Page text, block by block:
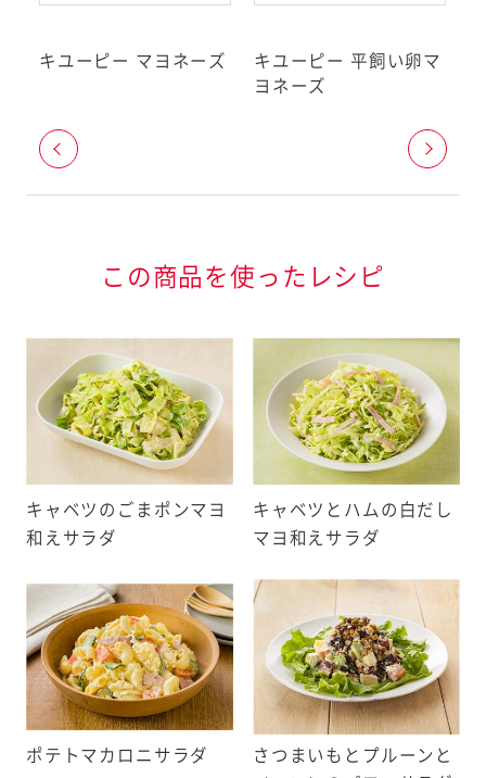
一部、検索できない商品がございます。
事前にご了承いただいた店舗のみ掲載
しております。また、閉店や移転など、
店舗の情報が最新ではないことがあり
ます。
をお持ちのお客様へ
庁が定める
花生・えび・かに
もの21品目
いか・いくら・オレンジ・
イフルーツ・牛肉・くる
やまいも・りんご・ゼラチ
料として使用している表示義務
を記載しています。
キユーピー マヨネーズ
キユーピー 平飼い卵マ
ヨネーズ
この商品を使ったレシピ
キャベツのごまポンマヨ
和えサラダ
キャベツとハムの白だし
マヨ和えサラダ
ポテトマカロニサラダ
さつまいもとプルーンと